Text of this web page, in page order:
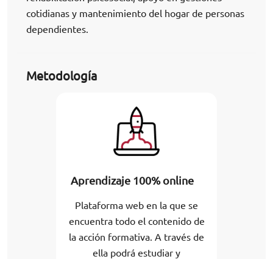
cotidianas y mantenimiento del hogar de personas
dependientes.
Metodología
Aprendizaje 100% online
Plataforma web en la que se
encuentra todo el contenido de
la acción formativa. A través de
ella podrá estudiar y